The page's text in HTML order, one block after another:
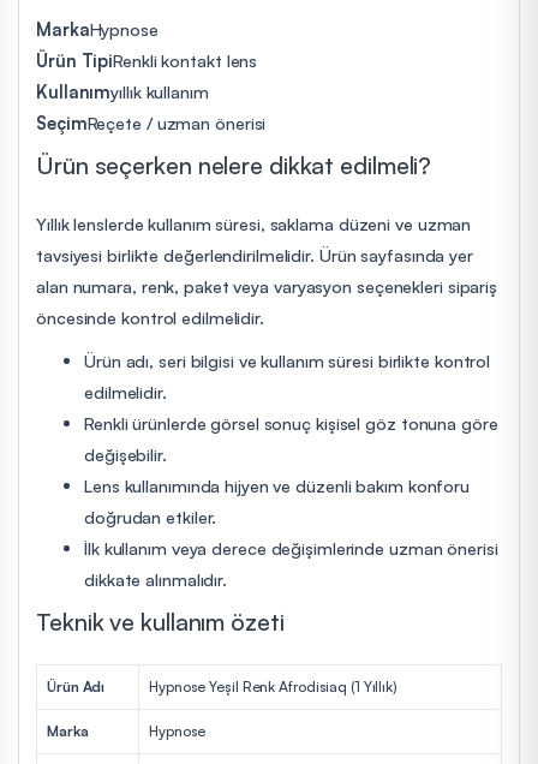
MarkaHypnose
Ürün TipiRenkli kontakt lens
Kullanımyıllık kullanım
SeçimReçete / uzman önerisi
Ürün seçerken nelere dikkat edilmeli?
Yıllık lenslerde kullanım süresi, saklama düzeni ve uzman
tavsiyesi birlikte değerlendirilmelidir. Ürün sayfasında yer
alan numara, renk, paket veya varyasyon seçenekleri sipariş
öncesinde kontrol edilmelidir.
Ürün adı, seri bilgisi ve kullanım süresi birlikte kontrol
edilmelidir.
Renkli ürünlerde görsel sonuç kişisel göz tonuna göre
değişebilir.
Lens kullanımında hijyen ve düzenli bakım konforu
doğrudan etkiler.
İlk kullanım veya derece değişimlerinde uzman önerisi
dikkate alınmalıdır.
Teknik ve kullanım özeti
Ürün Adı Hypnose Yeşil Renk Afrodisiaq (1 Yıllık)
Marka Hypnose